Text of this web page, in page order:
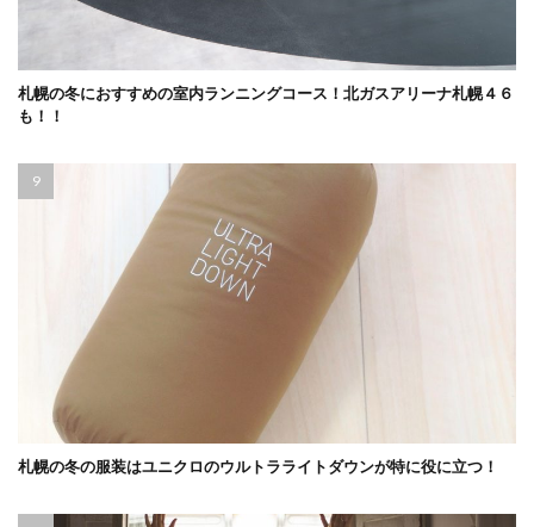
札幌の冬におすすめの室内ランニングコース！北ガスアリーナ札幌４６
も！！
札幌の冬の服装はユニクロのウルトラライトダウンが特に役に立つ！